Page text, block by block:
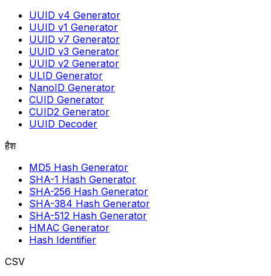
UUID v4 Generator
UUID v1 Generator
UUID v7 Generator
UUID v3 Generator
UUID v2 Generator
ULID Generator
NanoID Generator
CUID Generator
CUID2 Generator
UUID Decoder
हैश
MD5 Hash Generator
SHA-1 Hash Generator
SHA-256 Hash Generator
SHA-384 Hash Generator
SHA-512 Hash Generator
HMAC Generator
Hash Identifier
CSV